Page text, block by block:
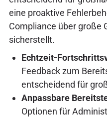
eine proaktive
Compliance über große
sicherstellt.
Echtzeit-
Feedback zum
entscheidend für
Anpassbare
Optionen für